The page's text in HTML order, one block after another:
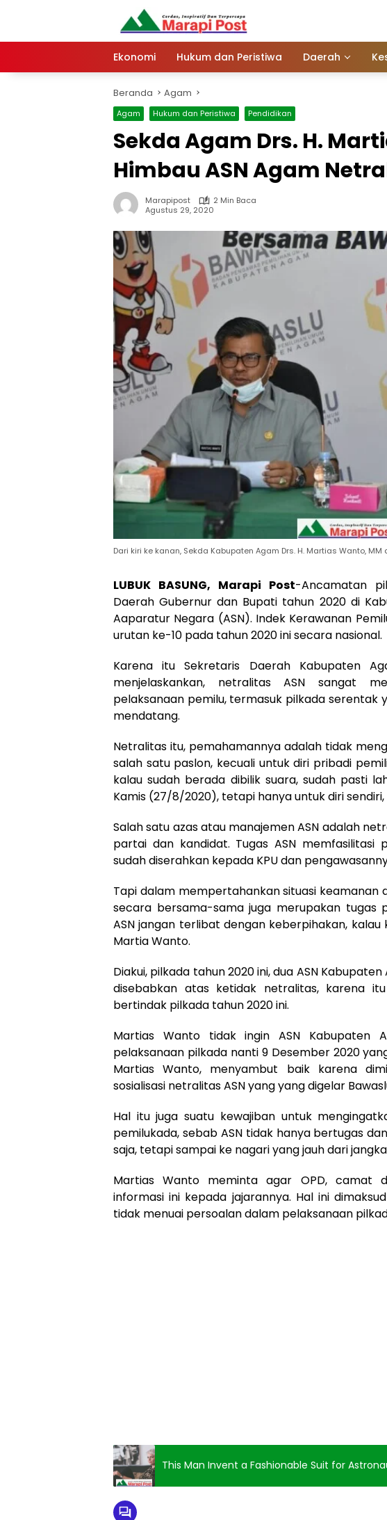
Ekonomi Hukum dan Peristiwa Daerah
Beranda Agam
Agam Hukum dan Peristiwa Pendidikan
Sekda Agam Drs. H.
Himbau ASN Agam
Marapipost
2 Min Baca
Agustus 29, 2020
Dari kiri ke kanan, Sekda Kabupaten Agam Drs. H. Martias Wanto,
LUBUK BASUNG, Marapi Post-Ancamatan
Daerah Gubernur dan Bupati tahun 2020 di
Aaparatur Negara (ASN). Indek Kerawanan
urutan ke-10 pada tahun 2020 ini secara nasional.
Karena itu Sekretaris Daerah Kabupaten
menjelaskankan, netralitas ASN sangat
pelaksanaan pemilu, termasuk pilkada serentak
mendatang.
Netralitas itu, pemahamannya adalah tidak
salah satu paslon, kecuali untuk diri pribadi
kalau sudah berada dibilik suara, sudah pasti
Kamis (27/8/2020), tetapi hanya untuk diri
Salah satu azas atau manajemen ASN adalah
partai dan kandidat. Tugas ASN memfasilitasi
sudah diserahkan kepada KPU dan
Tapi dalam mempertahankan situasi
secara bersama-sama juga merupakan tugas
ASN jangan terlibat dengan keberpihakan,
Martia Wanto.
Diakui, pilkada tahun 2020 ini, dua ASN
disebabkan atas ketidak netralitas, karena
bertindak pilkada tahun 2020 ini.
Martias Wanto tidak ingin ASN Kabupaten
pelaksanaan pilkada nanti 9 Desember 2020
Martias Wanto, menyambut baik karena
sosialisasi netralitas ASN yang yang digelar
Hal itu juga suatu kewajiban untuk
pemilukada, sebab ASN tidak hanya bertugas
saja, tetapi sampai ke nagari yang jauh dari
Martias Wanto meminta agar OPD, camat
informasi ini kepada jajarannya. Hal ini
tidak menuai persoalan dalam pelaksanaan
This Man Invent a Fashionable Suit for